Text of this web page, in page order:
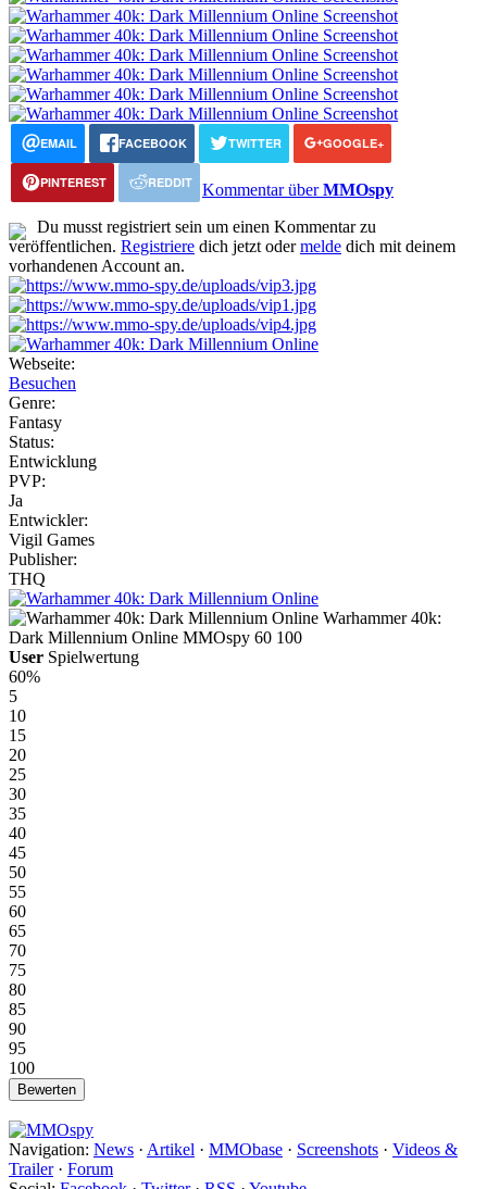
EMAIL FACEBOOK TWITTER GOOGLE+
PINTEREST REDDIT Kommentar überMMOspy
Du musst registriert sein um einen Kommentar zu
veröffentlichen. Registriere dich jetzt odermelde dich mit deinem
vorhandenen Account an.
Webseite:
Besuchen
Genre:
Fantasy
Status:
Entwicklung
PVP:
Ja
Entwickler:
Vigil Games
Publisher:
THQ
Warhammer 40k:
Dark Millennium Online MMOspy 60 100
User Spielwertung
60%
5
10
15
20
25
30
35
40
45
50
55
60
65
70
75
80
85
90
95
100
Navigation: News · Artikel · MMObase · Screenshots · Videos &
Trailer· Forum